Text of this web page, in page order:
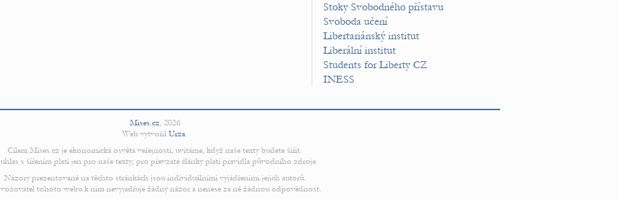
Stoky Svobodného přístavu
Svoboda učení
Libertariánský institut
Liberální institut
Students for Liberty CZ
INESS
Mises.cz, 2026
Web vytvořil Urza.
Cílem Mises.cz je ekonomická osvěta veřejnosti; uvítáme, když naše texty budete šířit.
s šířením platí jen pro naše texty; pro převzaté články platí pravidla původního zdroje.
Názory prezentované na těchto stránkách jsou individuálními vyjádřeními jejich autorů.
tohoto webu k nim nevyjadřuje žádný názor a nenese za ně žádnou odpovědnost.